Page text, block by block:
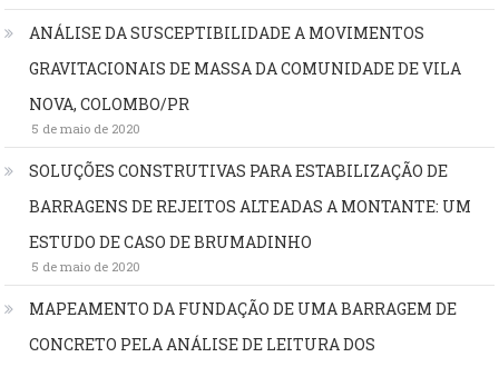
ANÁLISE DA SUSCEPTIBILIDADE A MOVIMENTOS
GRAVITACIONAIS DE MASSA DA COMUNIDADE DE VILA
NOVA, COLOMBO/PR
5 de maio de 2020
SOLUÇÕES CONSTRUTIVAS PARA ESTABILIZAÇÃO DE
BARRAGENS DE REJEITOS ALTEADAS A MONTANTE: UM
ESTUDO DE CASO DE BRUMADINHO
5 de maio de 2020
MAPEAMENTO DA FUNDAÇÃO DE UMA BARRAGEM DE
CONCRETO PELA ANÁLISE DE LEITURA DOS